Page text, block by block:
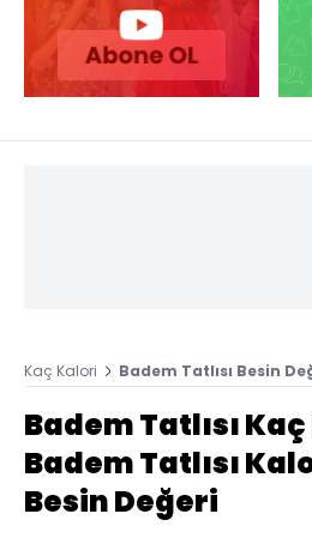
Kaç Kalori Badem Tatlısı Besin
Badem Tatlısı
Badem Tatlısı
Besin Değeri